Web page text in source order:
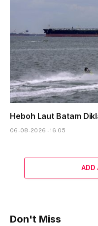
Heboh Laut Batam
06-08-2026 - 16.05
ADD
Don't Miss